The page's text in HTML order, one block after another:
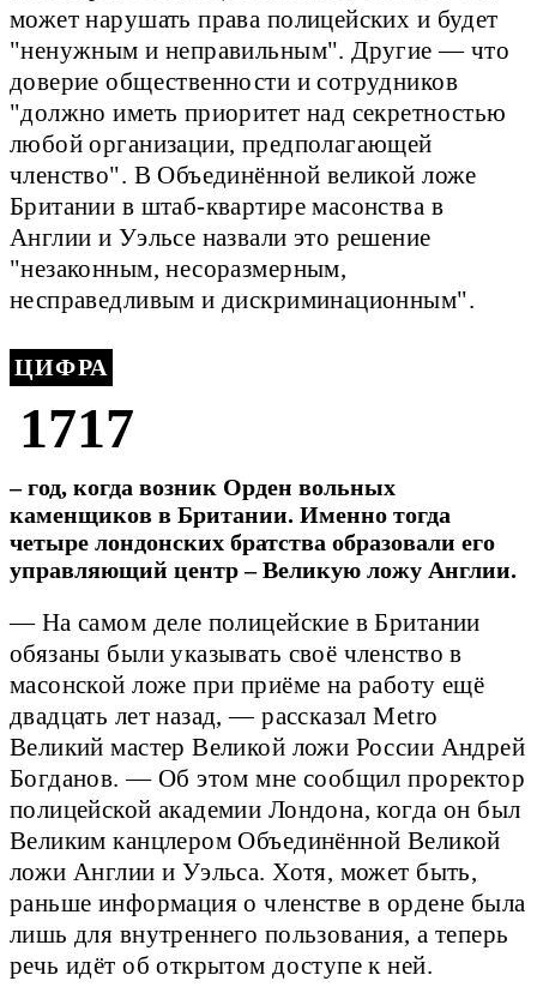
может нарушать права полицейских и будет
"ненужным и неправильным". Другие — что
доверие общественности и сотрудников
"должно иметь приоритет над секретностью
любой организации, предполагающей
членство". В Объединённой великой ложе
Британии в штаб-квартире масонства в
Англии и Уэльсе назвали это решение
"незаконным, несоразмерным,
несправедливым и дискриминационным".
ЦИФРА
1717
– год, когда возник Орден вольных
каменщиков в Британии. Именно тогда
четыре лондонских братства образовали его
управляющий центр – Великую ложу Англии.
— На самом деле полицейские в Британии
обязаны были указывать своё членство в
масонской ложе при приёме на работу ещё
двадцать лет назад, — рассказал Metro
Великий мастер Великой ложи России Андрей
Богданов. — Об этом мне сообщил проректор
полицейской академии Лондона, когда он был
Великим канцлером Объединённой Великой
ложи Англии и Уэльса. Хотя, может быть,
раньше информация о членстве в ордене была
лишь для внутреннего пользования, а теперь
речь идёт об открытом доступе к ней.